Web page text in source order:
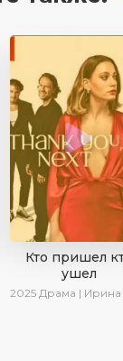
Кто пришел
ушел
2025 Драма | Ирина Котова | Новинки |